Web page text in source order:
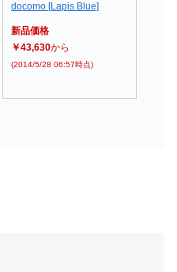
docomo [Lapis Blue]
新品価格
￥43,630から
(2014/5/28 06:57時点)